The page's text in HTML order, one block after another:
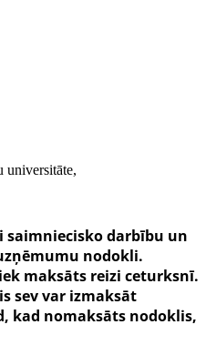
universitāte,
saimniecisko darbību un
nodokli.
maksāts reizi ceturksnī.
sev var izmaksāt
kad nomaksāts nodoklis,